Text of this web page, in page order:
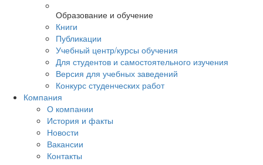
Образование и обучение
Книги
Публикации
Учебный центр/курсы обучения
Для студентов и самостоятельного изучения
Версия для учебных заведений
Конкурс студенческих работ
Компания
О компании
История и факты
Новости
Вакансии
Контакты